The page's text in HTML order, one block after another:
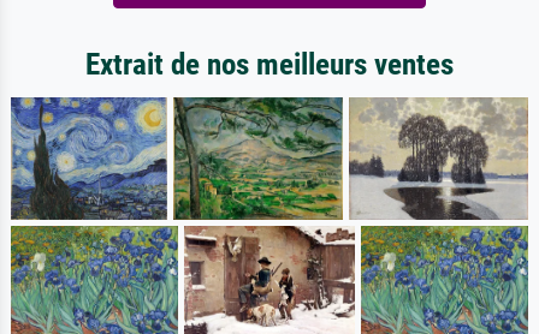
Extrait de nos meilleurs ventes